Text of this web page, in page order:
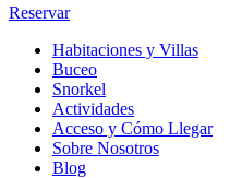
Reservar
Habitaciones y Villas
Buceo
Snorkel
Actividades
Acceso y Cómo Llegar
Sobre Nosotros
Blog